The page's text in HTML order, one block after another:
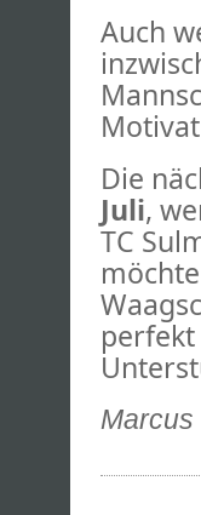
Auch
Die
Juli,
TC